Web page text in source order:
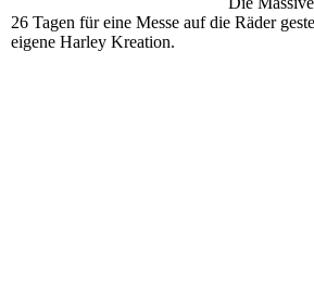
26 Tagen für eine Messe auf die Räder
eigene Harley Kreation.